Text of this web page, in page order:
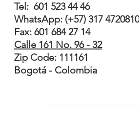
Tel: 601 523 44 46
WhatsApp: (+57) 317 4720810
Fax: 601 684 27 14
Calle 161 No. 96 - 32
Zip Code: 111161
Bogotá - Colombia